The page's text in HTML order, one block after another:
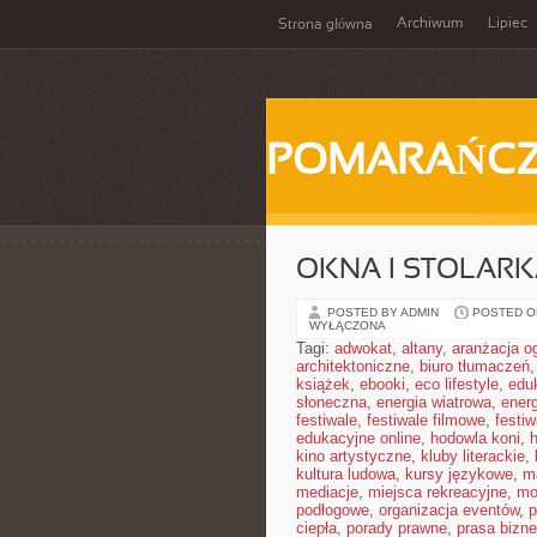
Strona główna Archiwum Lipiec
OKNA I
POSTED BY ADMIN POSTED
WYŁĄCZONA
Tagi: adwokat, altany, aranżacja
architektoniczne, biuro tłumaczeń,
książek, ebooki, eco lifestyle,
słoneczna, energia wiatrowa,
festiwale, festiwale filmowe,
edukacyjne online, hodowla koni,
kino artystyczne, kluby literackie,
kultura ludowa, kursy językowe,
mediacje, miejsca rekreacyjne,
podłogowe, organizacja eventów,
ciepła, porady prawne, prasa